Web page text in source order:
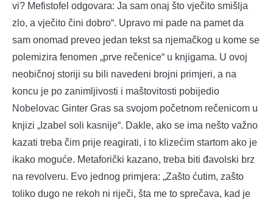
vi? Mefistofel odgovara: Ja sam onaj što vječito smišlja
zlo, a vječito čini dobro“. Upravo mi pade na pamet da
sam onomad preveo jedan tekst sa njemačkog u kome se
polemizira fenomen „prve rečenice“ u knjigama. U ovoj
neobičnoj storiji su bili navedeni brojni primjeri, a na
koncu je po zanimljivosti i maštovitosti pobijedio
Nobelovac Ginter Gras sa svojom početnom rečenicom u
knjizi „Izabel soli kasnije“. Dakle, ako se ima nešto važno
kazati treba čim prije reagirati, i to klizećim startom ako je
ikako moguće. Metaforički kazano, treba biti đavolski brz
na revolveru. Evo jednog primjera: „Zašto ćutim, zašto
toliko dugo ne rekoh ni riječi, šta me to sprečava, kad je